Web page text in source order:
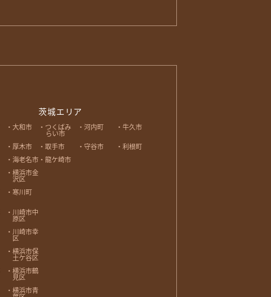
大和市
厚木市
海老名市
横浜市金
沢区
寒川町
川崎市中
原区
川崎市幸
区
横浜市保
土ケ谷区
横浜市鶴
見区
横浜市青
茨城エリア
つくばみ
らい市
河内町 牛久市
取手市 守谷市
利根町
龍ケ崎市